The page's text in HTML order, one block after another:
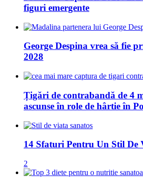
figuri emergente
George Despina vrea să fie
2028
Țigări de contrabandă de 4
ascunse în role de hârtie în
14 Sfaturi Pentru Un Stil De
2